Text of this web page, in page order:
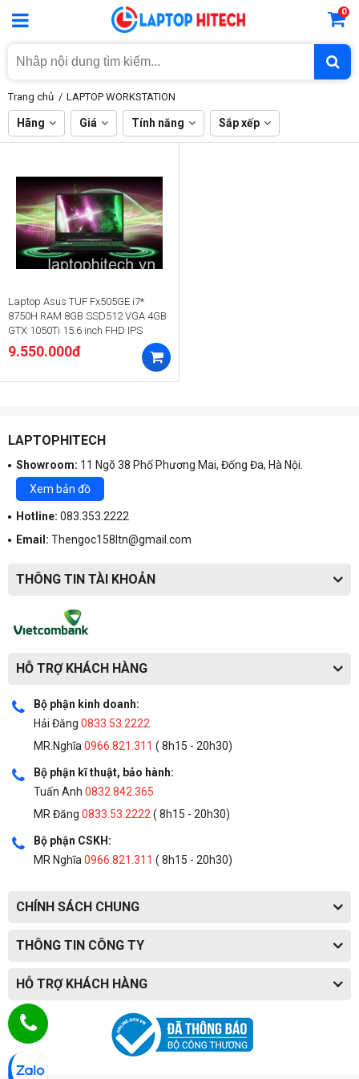
0
Trang chủ LAPTOP WORKSTATION
Hãng Giá Tính năng Sắp xếp
Laptop Asus TUF Fx505GE i7*
8750H RAM 8GB SSD512 VGA 4GB
GTX 1050Ti 15.6 inch FHD IPS
9.550.000đ
LAPTOPHITECH
Showroom: 11 Ngõ 38 Phố Phương Mai, Đống Đa, Hà Nội.
Xem bản đồ
Hotline: 083.353.2222
Email: Thengoc158ltn@gmail.com
THÔNG TIN TÀI KHOẢN
HỖ TRỢ KHÁCH HÀNG
Bộ phận kinh doanh:
Hải Đăng 0833.53.2222
MR.Nghĩa0966.821.311 ( 8h15 - 20h30)
Bộ phận kĩ thuật, bảo hành:
Tuấn Anh 0832.842.365
MR Đăng 0833.53.2222( 8h15 - 20h30)
Bộ phận CSKH:
MR Nghĩa0966.821.311 ( 8h15 - 20h30)
CHÍNH SÁCH CHUNG
THÔNG TIN CÔNG TY
HỖ TRỢ KHÁCH HÀNG